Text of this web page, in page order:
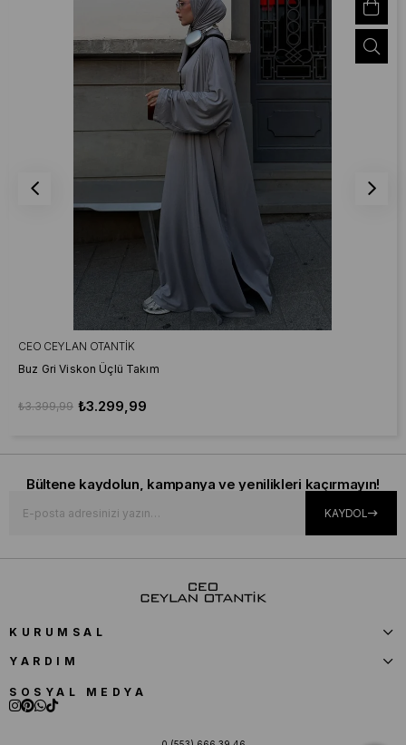
CEO CEYLAN OTANTIK
Buz Gri Viskon Üçlü Takım
₺3.299,99
₺3.399,99
Bültene kaydolun, kampanya ve yenilikleri kaçırmayın!
KAYDOL
KURUMSAL
YARDIM
SOSYAL MEDYA